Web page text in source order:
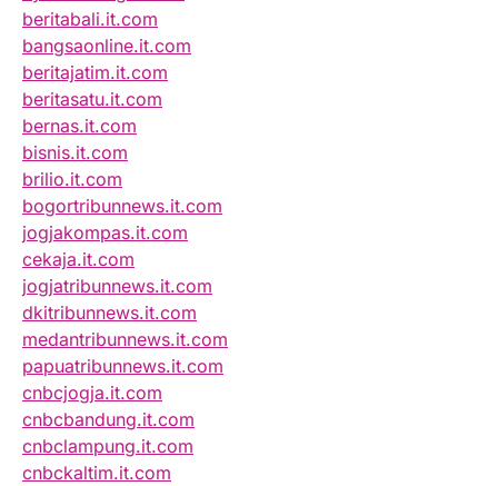
beritabali.it.com
bangsaonline.it.com
beritajatim.it.com
beritasatu.it.com
bernas.it.com
bisnis.it.com
brilio.it.com
bogortribunnews.it.com
jogjakompas.it.com
cekaja.it.com
jogjatribunnews.it.com
dkitribunnews.it.com
medantribunnews.it.com
papuatribunnews.it.com
cnbcjogja.it.com
cnbcbandung.it.com
cnbclampung.it.com
cnbckaltim.it.com